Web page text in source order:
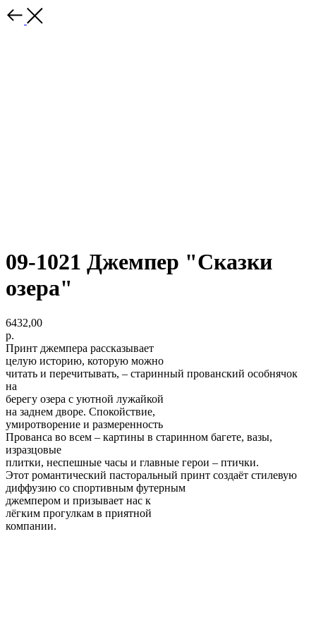
09-1021 Джемпер "Сказки
озера"
6432,00
р.
Принт джемпера рассказывает
целую историю, которую можно
читать и перечитывать, – старинный прованский особнячок
на
берегу озера с уютной лужайкой
на заднем дворе. Спокойствие,
умиротворение и размеренность
Прованса во всем – картины в старинном багете, вазы,
изразцовые
плитки, неспешные часы и главные герои – птички.
Этот романтический пасторальный принт создаёт стилевую
диффузию со спортивным футерным
джемпером и призывает нас к
лёгким прогулкам в приятной
компании.